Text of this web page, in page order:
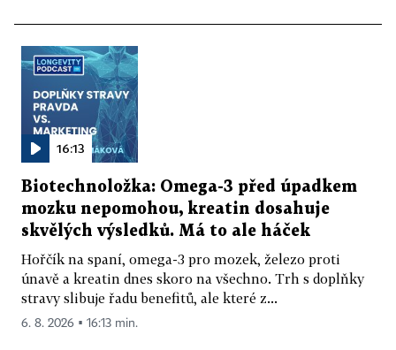
16:13
Biotechnoložka: Omega-3 před úpadkem
mozku nepomohou, kreatin dosahuje
skvělých výsledků. Má to ale háček
Hořčík na spaní, omega-3 pro mozek, železo proti
únavě a kreatin dnes skoro na všechno. Trh s doplňky
stravy slibuje řadu benefitů, ale které z...
6. 8. 2026 ▪ 16:13 min.